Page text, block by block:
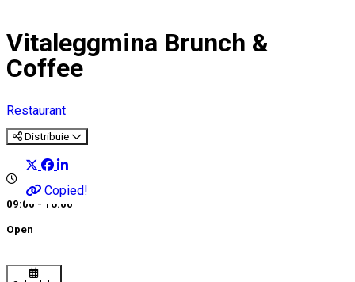
Vitaleggmina Brunch &
Coffee
Restaurant
Distribuie
Copied!
09:00 - 16:00
Open